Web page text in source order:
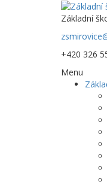
Základní
+420 326
Menu